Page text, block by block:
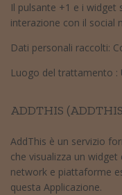
Il pulsante +1 e i widget
interazione con il social
Dati personali raccolti:
Luogo del trattamento :
ADDTHIS
AddThis è un servizio
che visualizza un
network e piattaforme
questa Applicazione.